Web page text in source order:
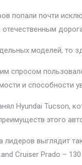
попали почти
моделей, то
спросом
и способности
Hyundai Tucson,
этого
лидеров выглядит
Cruiser Prado –